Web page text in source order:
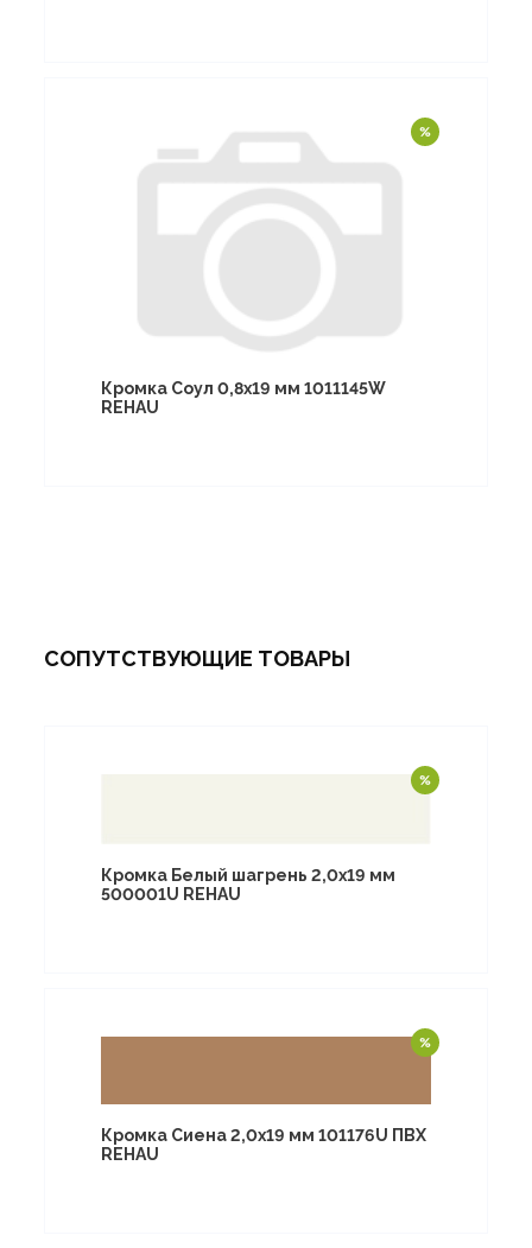
Кромка Соул 0,8х19 мм 1011145W
REHAU
СОПУТСТВУЮЩИЕ ТОВАРЫ
Кромка Белый шагрень 2,0х19 мм
500001U REHAU
Кромка Сиена 2,0х19 мм 101176U ПВХ
REHAU